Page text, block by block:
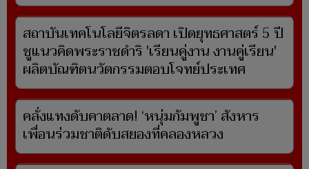
สถาบันเทคโนโลยีจิตรลดา เปิดยุทธศาสตร์ 5 ปี
ชูแนวคิดพระราชดำริ 'เรียนคู่งาน งานคู่เรียน'
ผลิตบัณฑิตนวัตกรรมตอบโจทย์ประเทศ
คลั่งแทงดับคาตลาด! ‘หนุ่มกัมพูชา’ สังหาร
เพื่อนร่วมชาติดับสยองที่คลองหลวง